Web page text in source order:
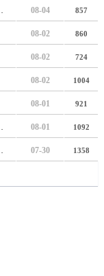
08-04 857
08-02 860
08-02 724
08-02 1004
08-01 921
08-01 1092
07-30 1358